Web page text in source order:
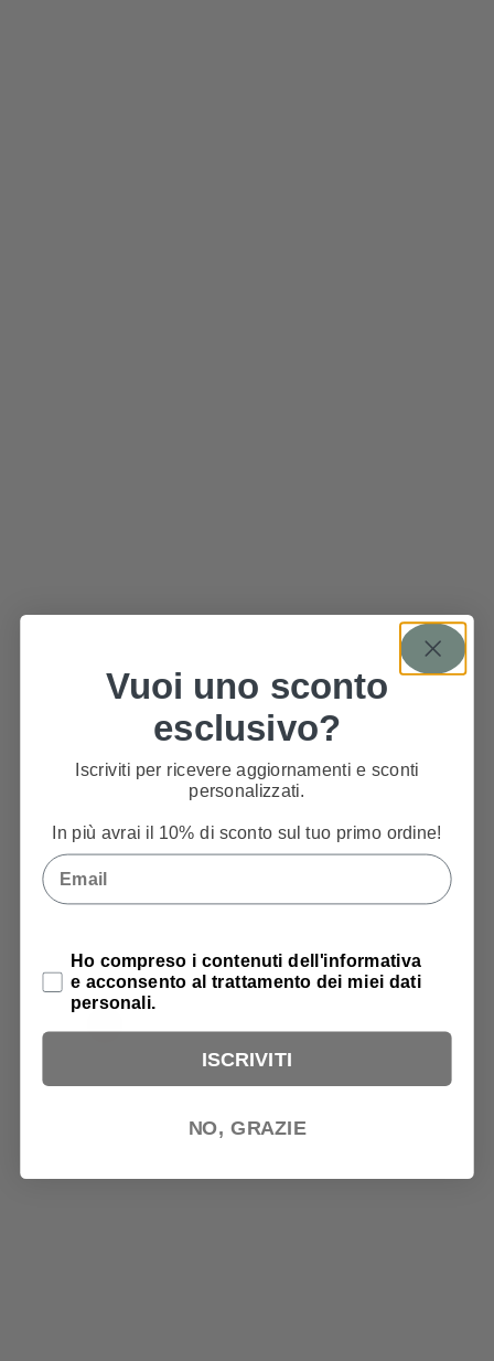
Vuoi uno sconto
esclusivo?
Iscriviti per ricevere aggiornamenti e sconti
personalizzati.
In più avrai il 10% di sconto sul tuo primo ordine!
Email
Privacy Policy
Ho compreso i contenuti dell'informativa
e acconsento al trattamento dei miei dati
personali.
ISCRIVITI
NO, GRAZIE